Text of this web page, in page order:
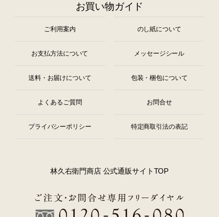
お買い物ガイド
ご利用案内 のし紙について
お支払方法について メッセージシール
送料・お届けについて 包装・梱包について
よくあるご質問 お問合せ
プライバシーポリシー 特定商取引法の表記
林久右衛門商店 公式通販サイトTOP